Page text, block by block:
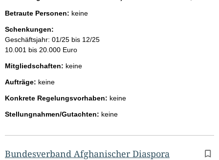
Betraute Personen: keine
Schenkungen:
Geschäftsjahr: 01/25 bis 12/25
10.001 bis 20.000 Euro
Mitgliedschaften: keine
Aufträge: keine
Konkrete Regelungsvorhaben: keine
Stellungnahmen/Gutachten: keine
Bundesverband Afghanischer Diaspora